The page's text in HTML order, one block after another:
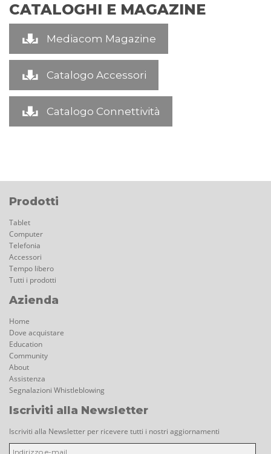
CATALOGHI E MAGAZINE
Mediacom Magazine
Catalogo Accessori
Catalogo Connettività
Prodotti
Tablet
Computer
Telefonia
Accessori
Tempo libero
Tutti i prodotti
Azienda
Home
Dove acquistare
Education
Community
About
Assistenza
Segnalazioni Whistleblowing
Iscriviti alla Newsletter
Iscriviti alla Newsletter per ricevere tutti i nostri aggiornamenti